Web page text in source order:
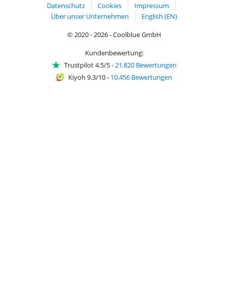
Datenschutz Cookies
Impressum
Über unser Unternehmen
English (EN)
© 2020 - 2026 - Coolblue GmbH
Kundenbewertung:
Trustpilot 4.5/5-21.820 Bewertungen
Kiyoh 9.3/10- 10.456 Bewertungen